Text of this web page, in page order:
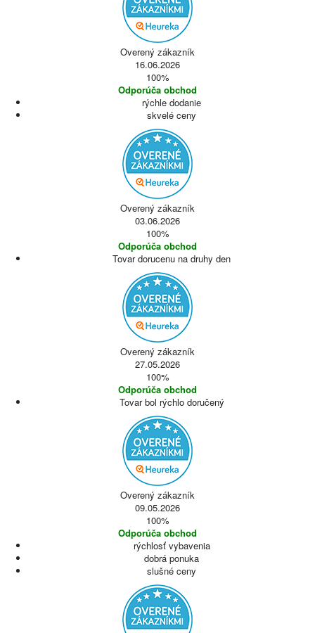
Overený zákazník
16.06.2026
100%
Odporúča obchod
rýchle dodanie
skvelé ceny
Overený zákazník
03.06.2026
100%
Odporúča obchod
Tovar dorucenu na druhy den
Overený zákazník
27.05.2026
100%
Odporúča obchod
Tovar bol rýchlo doručený
Overený zákazník
09.05.2026
100%
Odporúča obchod
rýchlosť vybavenia
dobrá ponuka
slušné ceny